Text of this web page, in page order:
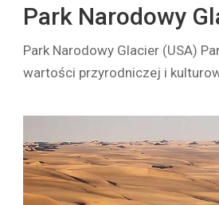
Park Narodowy
Park Narodowy Glacier (USA)
wartości przyrodniczej i